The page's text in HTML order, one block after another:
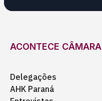
ACONTECE CÂMARA
Delegações
AHK Paraná